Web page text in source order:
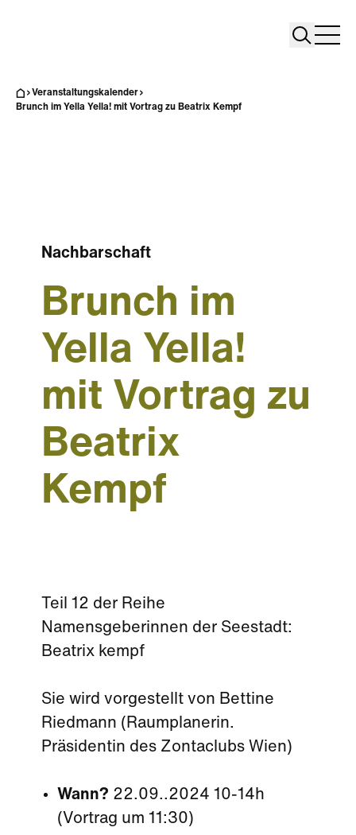
Search
Veranstaltungskalender
Brunch im Yella Yella! mit Vortrag zu Beatrix Kempf
Nachbarschaft
Brunch im
Yella Yella!
mit Vortrag zu
Beatrix
Kempf
Teil 12 der Reihe
Namensgeberinnen der Seestadt:
Beatrix kempf
Sie wird vorgestellt von Bettine
Riedmann (Raumplanerin.
Präsidentin des Zontaclubs Wien)
Wann? 22.09..2024 10-14h
(Vortrag um 11:30)